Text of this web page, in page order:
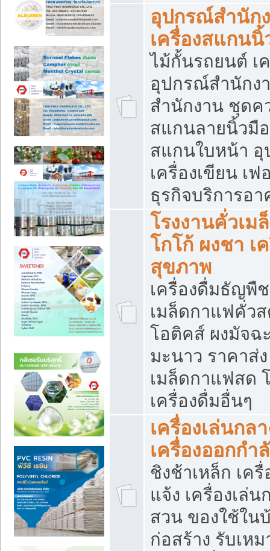
อุปกรณ์สำนัก
เครื่องสแกนนิ้
ไม้กั้นรถยนต์ เ
อุปกรณ์สำนักง
สำนักงาน ชุดค
สแกนลายนิ้วมื
สแกนใบหน้า
เครื่องเขียน เ
ธุรกิจบริการอ
โรงงานคั่วเม
โกโก้ ผงชา เ
สุขภาพ
เครื่องดื่มธัญพื
เมล็ดกาแฟคั่ว
โอติคส์ ผงมัจฉ
มะนาว ราคาส่
เมล็ดกาแฟสด
เครื่องดื่มอื่นๆ
เครื่องเล่นกล
เครื่องออกกำ
ชิงช้าเหล็ก เค
แจ้ง เครื่องเล่น
สวน ของใช้ใน
ก่อสร้าง รับเห